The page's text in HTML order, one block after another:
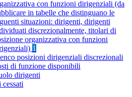
con funzioni dirigenziali (da
in tabelle che distinguano le
situazioni: dirigenti, dirigenti
discrezionalmente, titolari di
organizzativa con funzioni
1
posizioni dirigenziali discrezionali
di funzione disponibili
dirigenti